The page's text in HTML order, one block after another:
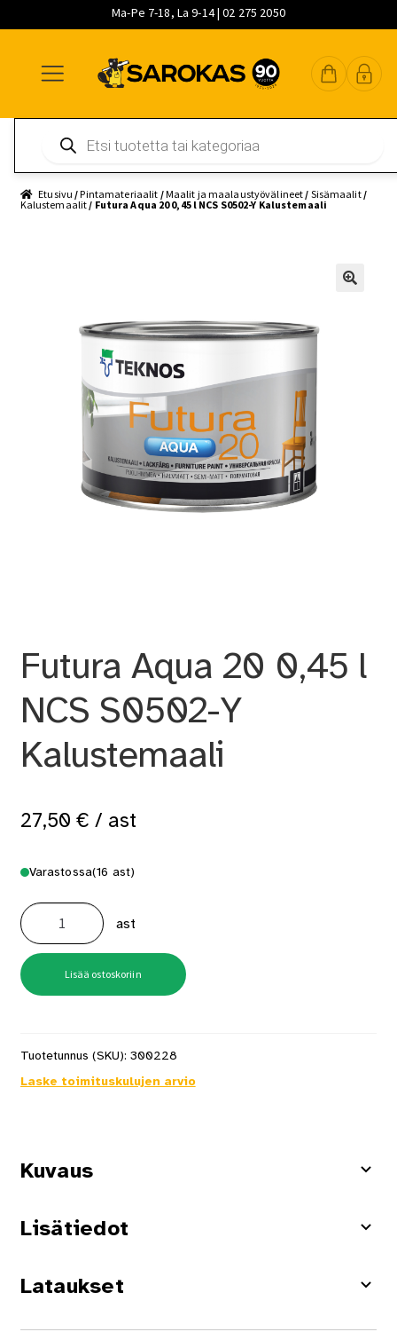
Ma-Pe 7-18, La 9-14 | 02 275 2050
navigointiin
sisältöön
pääsisältöön
search
Etusivu /Pintamateriaalit /Maalit ja maalaustyövälineet / Sisämaalit/
Kalustemaalit / Futura Aqua 20 0,45 l NCS S0502-Y Kalustemaali
Futura Aqua 20 0,45 l
NCS S0502-Y
Kalustemaali
27,50 € / ast
Varastossa(16 ast)
Futura
Aqua
20
0,45
NCS
S0502-
Y
Kalustemaali
ast
Lisää ostoskoriin
Tuotetunnus (SKU): 300228
Laske toimituskulujen arvio
Kuvaus
Lisätiedot
Lataukset